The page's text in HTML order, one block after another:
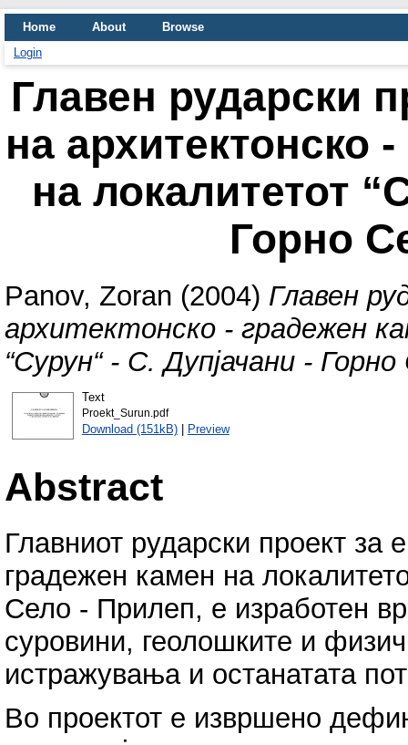
Home About
Browse
Login
Главен рударски
на архитектонско
на локалитетот
Горно
Panov, Zoran (2004) Главен
архитектонско - градежен
“Сурун“ - С. Дупјачани -
Text
Proekt_Surun.pdf
Download (151kB)| Preview
Abstract
Главниот рударски проект за
градежен камен на
Село - Прилеп, е изработен
суровини, геолошките и
истражувања и останатата
Во проектот е извршено